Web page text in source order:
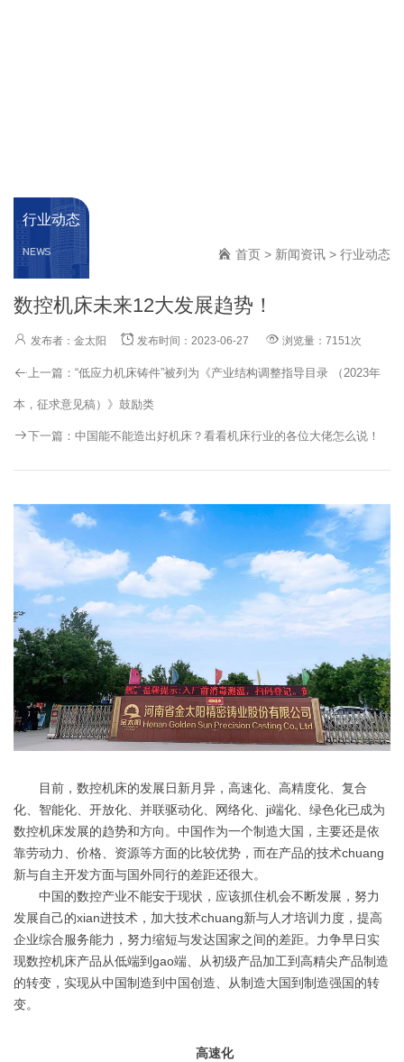
行业动态
NEWS 首页 > 新闻资讯 > 行业动态
数控机床未来12大发展趋势！
发布者：金太阳 发布时间：2023-06-27 浏览量：7151次
上一篇： “低应力机床铸件”被列为《产业结构调整指导目录 （2023年
本，征求意见稿）》鼓励类
下一篇： 中国能不能造出好机床？看看机床行业的各位大佬怎么说！
目前，数控机床的发展日新月异，高速化、高精度化、复合
化、智能化、开放化、并联驱动化、网络化、ji端化、绿色化已成为
数控机床发展的趋势和方向。中国作为一个制造大国，主要还是依
靠劳动力、价格、资源等方面的比较优势，而在产品的技术chuang
新与自主开发方面与国外同行的差距还很大。
中国的数控产业不能安于现状，应该抓住机会不断发展，努力
发展自己的xian进技术，加大技术chuang新与人才培训力度，提高
企业综合服务能力，努力缩短与发达国家之间的差距。力争早日实
现数控机床产品从低端到gao端、从初级产品加工到高精尖产品制造
的转变，实现从中国制造到中国创造、从制造大国到制造强国的转
变。
高速化